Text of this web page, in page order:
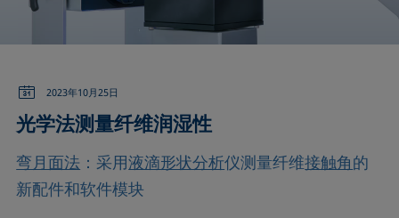
2023年10月25日
光学法测量纤维润湿性
弯月面法 ：采用液滴形状分析仪测量纤维接触角的
新配件和软件模块